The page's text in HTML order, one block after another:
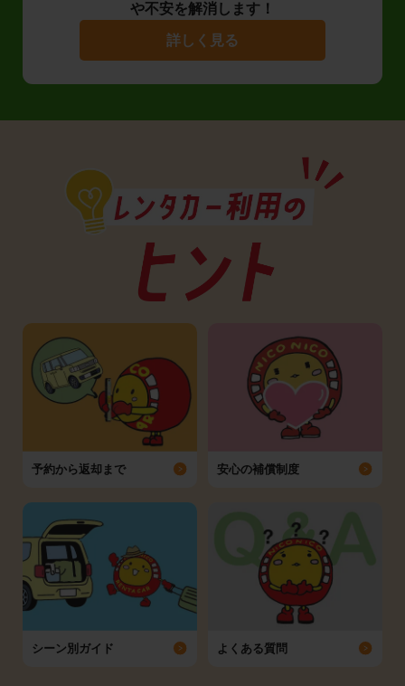
や不安を解消します！
詳しく見る
予約から返却まで 安心の補償制度
シーン別ガイド よくある質問